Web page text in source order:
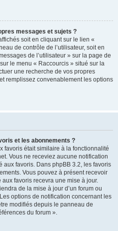
messages et sujets ?
soit en cliquant sur le lien «
de contrôle de l’utilisateur, soit en
de l’utilisateur » sur la page de
le menu « Raccourcis » situé sur la
une recherche de vos propres
remplissez convenablement les options
et les abonnements ?
favoris était similaire à la fonctionnalité
Vous ne receviez aucune notification
aux favoris. Dans phpBB 3.2, les favoris
Vous pouvez à présent recevoir
favoris recevra une mise à jour.
de la mise à jour d’un forum ou
options de notification concernant les
modifiés depuis le panneau de
du forum ».